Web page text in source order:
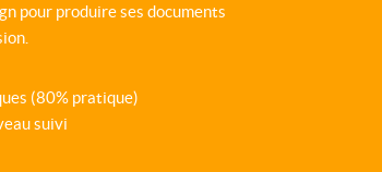
pour produire ses documents
(80% pratique)
suivi